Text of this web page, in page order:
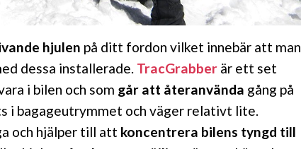
hjulen på ditt fordon vilket innebär att man
dessa installerade. TracGrabber är ett set
i bilen och som går att återanvända gång på
i bagageutrymmet och väger relativt lite.
och hjälper till att koncentrera bilens tyngd till